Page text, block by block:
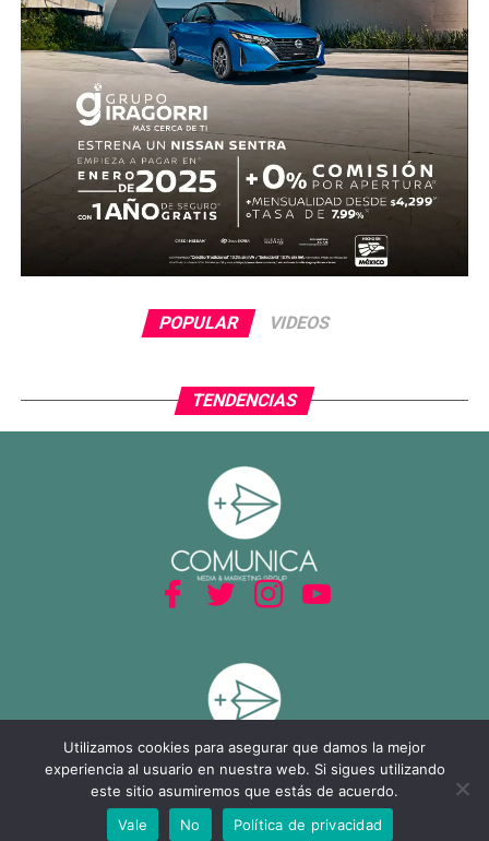
SHARE TWEET
POPULAR VIDEOS
TENDENCIAS
Utilizamos cookies para asegurar que damos la mejor
experiencia al usuario en nuestra web. Si sigues utilizando
este sitio asumiremos que estás de acuerdo.
Vale
No Política de privacidad